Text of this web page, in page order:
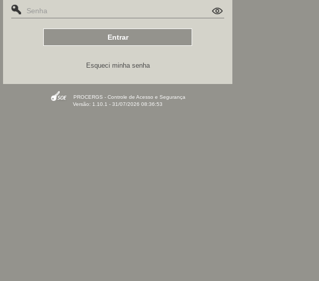
Esqueci minha senha
PROCERGS - Controle de Acesso e Segurança
Versão: 1.10.1 - 31/07/2026 08:36:53